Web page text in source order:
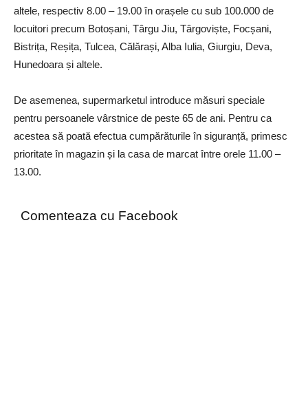
altele, respectiv 8.00 – 19.00 în orașele cu sub 100.000 de
locuitori precum Botoșani, Târgu Jiu, Târgoviște, Focșani,
Bistrița, Reșița, Tulcea, Călărași, Alba Iulia, Giurgiu, Deva,
Hunedoara și altele.
De asemenea, supermarketul introduce măsuri speciale
pentru persoanele vârstnice de peste 65 de ani. Pentru ca
acestea să poată efectua cumpărăturile în siguranță, primesc
prioritate în magazin și la casa de marcat între orele 11.00 –
13.00.
Comenteaza cu Facebook